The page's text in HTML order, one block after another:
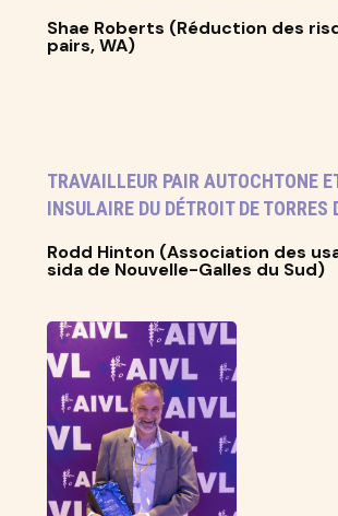
Shae Roberts (Réduction des
pairs, WA)
TRAVAILLEUR PAIR AUTOCHTONE
INSULAIRE DU DÉTROIT DE TORRES
Rodd Hinton (Association des
sida de Nouvelle-Galles du Sud)